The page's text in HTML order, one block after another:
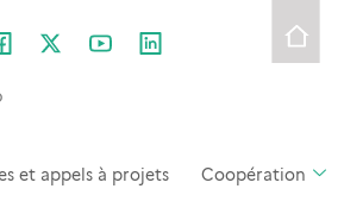
et appels à projets Coopération